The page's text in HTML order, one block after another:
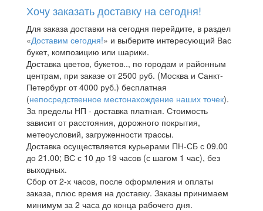
Хочу заказать доставку на сегодня!
Для заказа доставки на сегодня перейдите, в раздел
«Доставим сегодня!» и выберите интересующий Вас
букет, композицию или шарики.
Доставка цветов, букетов.., по городам и районным
центрам, при заказе от 2500 руб. (Москва и Санкт-
Петербург от 4000 руб.) бесплатная
(непосредственное местонахождение наших точек).
За пределы НП - доставка платная. Стоимость
зависит от расстояния, дорожного покрытия,
метеоусловий, загруженности трассы.
Доставка осуществляется курьерами ПН-СБ с 09.00
до 21.00; ВС с 10 до 19 часов (с шагом 1 час), без
выходных.
Сбор от 2-х часов, после оформления и оплаты
заказа, плюс время на доставку. Заказы принимаем
минимум за 2 часа до конца рабочего дня.